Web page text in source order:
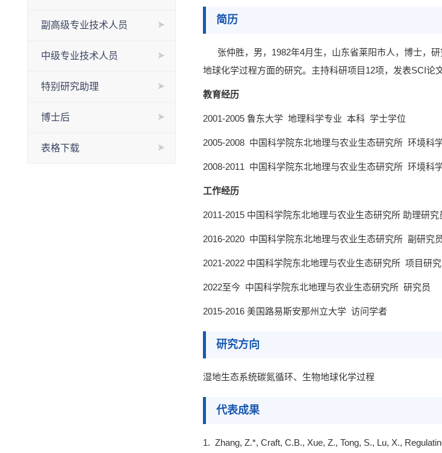
副高级专业技术人员
中级专业技术人员
特别研究助理
博士后
表格下载
简历
张仲胜，男， 1982年4月 生，山东省莱阳市人，博士，研
地球化学过程方面的研究。主持科研项目 12项， 发表SCI论
教育经历
2001-2005 鲁东大学 地理科学专业 本科 学士学位
2005-2008 中国科学院东北地理与农业生态研究所 环境科
2008-2011 中国科学院东北地理与农业生态研究所 环境科
工作经历
2011-2015 中国科学院东北地理与农业生态研究所 助理研究
2016-2020 中国科学院东北地理与农业生态研究所 副研究员
2021-2022 中国科学院东北地理与农业生态研究所 项目研
2022至今 中国科学院东北地理与农业生态研究所 研究员
2015-2016 美国路易斯安那州立大学 访问学者
研究方向
湿地生态系统碳氮循环、生物地球化学过程
代表成果
1. Zhang, Z.*, Craft, C.B., Xue, Z., Tong, S., Lu, X.,